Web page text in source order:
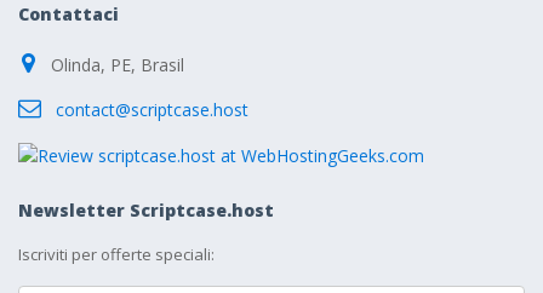
Contattaci
Olinda, PE, Brasil
contact@scriptcase.host
Newsletter Scriptcase.host
Iscriviti per offerte speciali: